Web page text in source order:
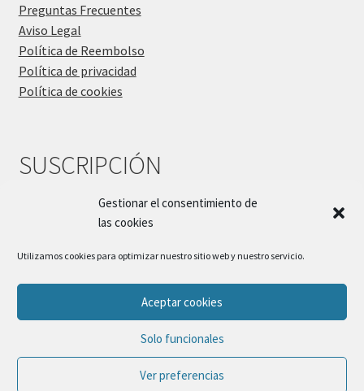
Gestionar el consentimiento de
las cookies
Utilizamos cookies para optimizar nuestro sitio web y nuestro servicio.
Aceptar cookies
Solo funcionales
Ver preferencias
Preguntas Frecuentes
Aviso Legal
Política de Reembolso
Política de privacidad
Política de cookies
SUSCRIPCIÓN
© Sueños Blanditos 2026
Construido con WooCommerce